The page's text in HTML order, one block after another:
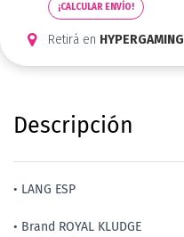
¡CALCULAR ENVÍO!
Retirá en HYPERGAMING
Descripción
• LANG ESP
• Brand ROYAL KLUDGE